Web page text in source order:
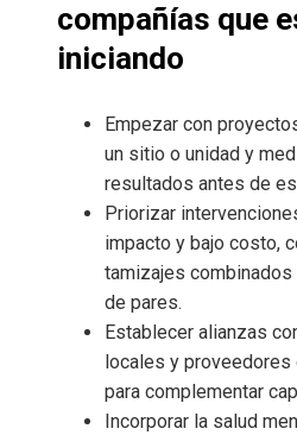
compañías que
iniciando
Empezar con
un sitio o unidad y
resultados antes de
Priorizar
impacto y bajo costo,
tamizajes
de pares.
Establecer alianzas
locales y proveedores
para complementar
Incorporar la salud